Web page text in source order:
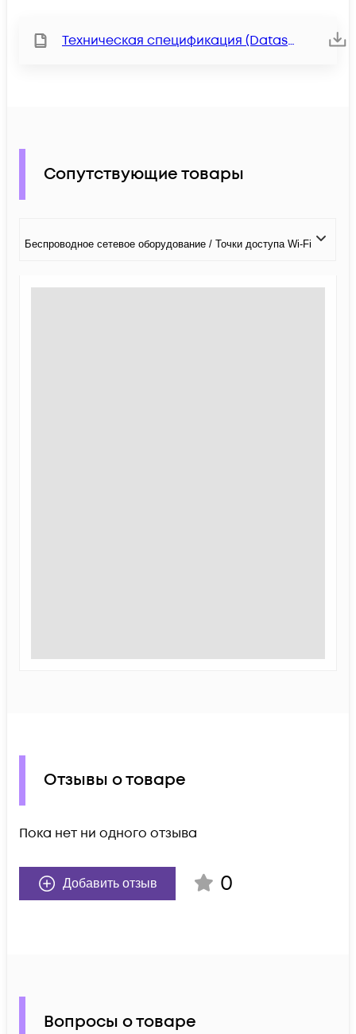
Техническая спецификация (Datasheet)
Сопутствующие товары
Беспроводное сетевое оборудование / Точки доступа Wi-Fi
Отзывы о товаре
Пока нет ни одного отзыва
Добавить отзыв 0
Вопросы о товаре